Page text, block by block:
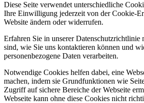
Diese Seite verwendet unterschiedliche
Ihre Einwilligung jederzeit von der Cookie-
Website ändern oder widerrufen.
Erfahren Sie in unserer Datenschutzrichtlinie
sind, wie Sie uns kontaktieren können und
personenbezogene Daten verarbeiten.
Notwendige Cookies helfen dabei, eine
machen, indem sie Grundfunktionen wie
Zugriff auf sichere Bereiche der Webseite
Webseite kann ohne diese Cookies nicht